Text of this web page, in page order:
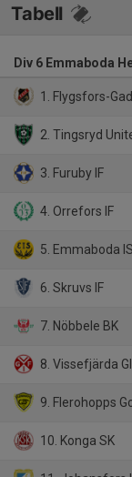
Tabell
Div 6 Emmaboda
1. Flygsfors-
2. Tingsryd
3. Furuby IF
4. Orrefors IF
5. Emmaboda IS
6. Skruvs IF
7. Nöbbele BK
8. Vissefjärda
9. Flerohopps
10. Konga SK